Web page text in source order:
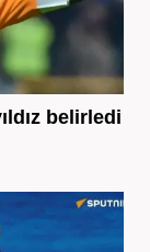
belirledi